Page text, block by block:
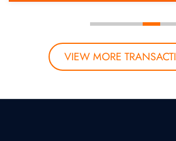
VIEW MORE